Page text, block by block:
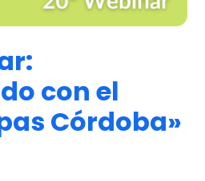
con el
Córdoba»